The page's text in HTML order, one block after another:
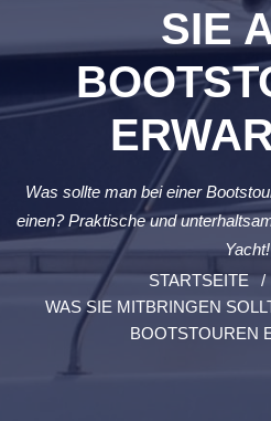
SIE
Was sollte man bei einer
einen? Praktische und
Yacht!
STARTSEITE
WAS SIE MITBRINGEN
BOOTSTOUREN